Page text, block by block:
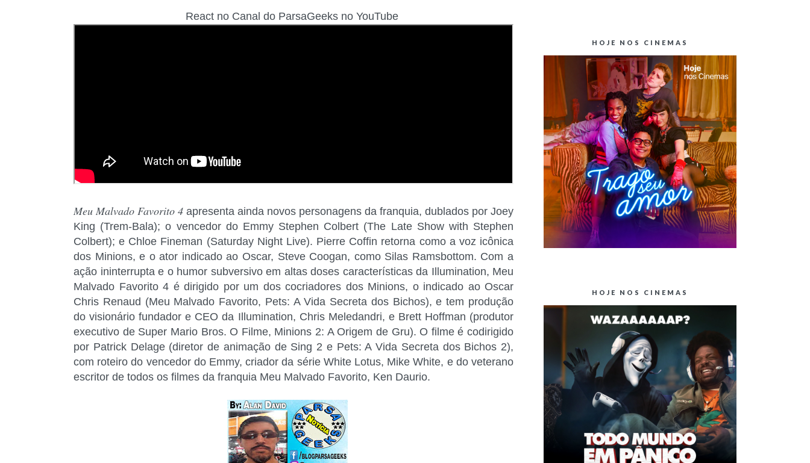
React no Canal do ParsaGeeks no YouTube
Meu Malvado Favorito 4 apresenta ainda novos personagens da franquia, dublados por Joey
King (Trem-Bala); o vencedor do Emmy Stephen Colbert (The Late Show with Stephen
Colbert); e Chloe Fineman (Saturday Night Live). Pierre Coffin retorna como a voz icônica
dos Minions, e o ator indicado ao Oscar, Steve Coogan, como Silas Ramsbottom. Com a
ação ininterrupta e o humor subversivo em altas doses características da Illumination, Meu
Malvado Favorito 4 é dirigido por um dos cocriadores dos Minions, o indicado ao Oscar
Chris Renaud (Meu Malvado Favorito, Pets: A Vida Secreta dos Bichos), e tem produção
do visionário fundador e CEO da Illumination, Chris Meledandri, e Brett Hoffman (produtor
executivo de Super Mario Bros. O Filme, Minions 2: A Origem de Gru). O filme é codirigido
por Patrick Delage (diretor de animação de Sing 2 e Pets: A Vida Secreta dos Bichos 2),
com roteiro do vencedor do Emmy, criador da série White Lotus, Mike White, e do veterano
escritor de todos os filmes da franquia Meu Malvado Favorito, Ken Daurio.
HOJE NOS CINEMAS
HOJE NOS CINEMAS